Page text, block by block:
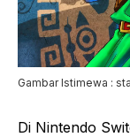
Gambar Istimewa :
Di Nintendo